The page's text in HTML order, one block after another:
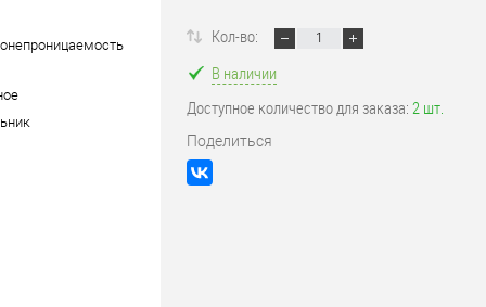
Кол-во:
В наличии
Доступное количество для заказа: 2 шт.
Поделиться